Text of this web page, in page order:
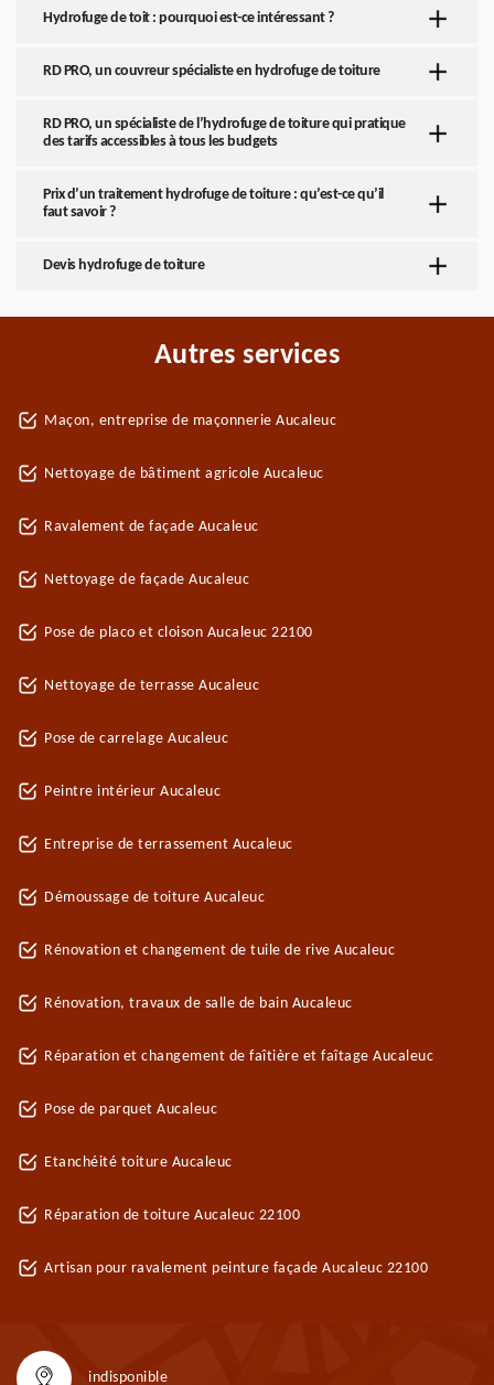
Hydrofuge de toit : pourquoi est-ce intéressant ?
RD PRO, un couvreur spécialiste en hydrofuge de toiture
RD PRO, un spécialiste de l’hydrofuge de toiture qui pratique
des tarifs accessibles à tous les budgets
Prix d’un traitement hydrofuge de toiture : qu’est-ce qu’il
faut savoir ?
Devis hydrofuge de toiture
Autres services
Maçon, entreprise de maçonnerie Aucaleuc
Nettoyage de bâtiment agricole Aucaleuc
Ravalement de façade Aucaleuc
Nettoyage de façade Aucaleuc
Pose de placo et cloison Aucaleuc 22100
Nettoyage de terrasse Aucaleuc
Pose de carrelage Aucaleuc
Peintre intérieur Aucaleuc
Entreprise de terrassement Aucaleuc
Démoussage de toiture Aucaleuc
Rénovation et changement de tuile de rive Aucaleuc
Rénovation, travaux de salle de bain Aucaleuc
Réparation et changement de faîtière et faîtage Aucaleuc
Pose de parquet Aucaleuc
Etanchéité toiture Aucaleuc
Réparation de toiture Aucaleuc 22100
Artisan pour ravalement peinture façade Aucaleuc 22100
indisponible